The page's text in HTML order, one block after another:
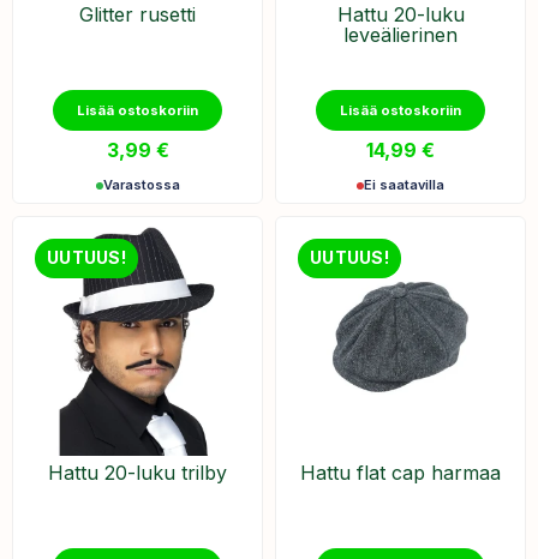
Glitter rusetti
Lisää ostoskoriin
3,99 €
Varastossa
Hattu 20-luku
leveälierinen
Lisää ostoskoriin
14,99 €
Ei saatavilla
UUTUUS!
Hattu 20-luku trilby
UUTUUS!
Hattu flat cap harmaa